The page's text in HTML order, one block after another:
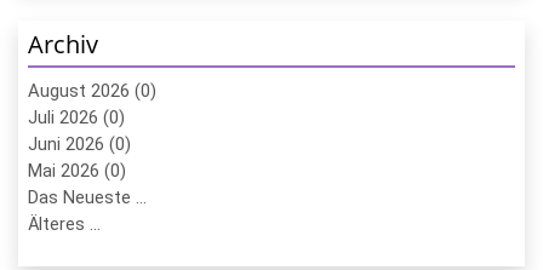
Archiv
August 2026 (0)
Juli 2026 (0)
Juni 2026 (0)
Mai 2026 (0)
Das Neueste ...
Älteres ...